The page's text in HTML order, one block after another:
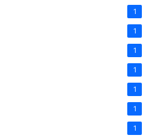
1
1
1
1
1
1
1